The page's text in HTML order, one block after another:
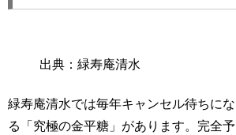
出典：緑寿庵清水
緑寿庵清水では毎年キャンセル待ちにな
る「究極の金平糖」があります。完全予